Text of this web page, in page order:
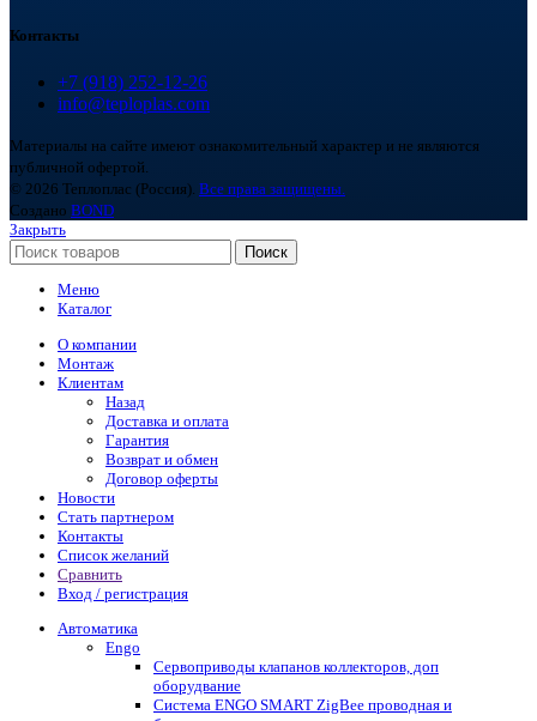
Контакты
+7 (918) 252-12-26
info@teploplas.com
Материалы на сайте имеют ознакомительный характер и не являются
публичной офертой.
© 2026 Теплоплас (Россия). Все права защищены.
Создано BOND
Закрыть
Поиск
Меню
Каталог
О компании
Монтаж
Клиентам
Назад
Доставка и оплата
Гарантия
Возврат и обмен
Договор оферты
Новости
Стать партнером
Контакты
Список желаний
Сравнить
Вход / регистрация
Автоматика
Engo
Сервоприводы клапанов коллекторов, доп
оборудвание
Система ENGO SMART ZigBee проводная и